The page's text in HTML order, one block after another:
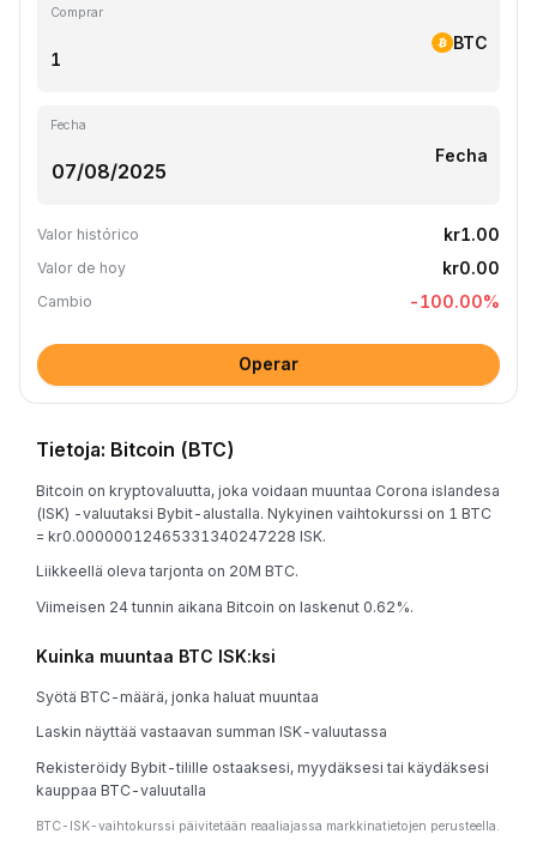
Comprar
BTC
Fecha
Fecha
Valor histórico kr1.00
Valor de hoy kr0.00
Cambio -100.00%
Operar
Tietoja: Bitcoin (BTC)
Bitcoin on kryptovaluutta, joka voidaan muuntaa Corona islandesa
(ISK) -valuutaksi Bybit-alustalla. Nykyinen vaihtokurssi on 1 BTC
= kr0.00000012465331340247228 ISK.
Liikkeellä oleva tarjonta on 20M BTC.
Viimeisen 24 tunnin aikana Bitcoin on laskenut 0.62%.
Kuinka muuntaa BTC ISK:ksi
Syötä BTC-määrä, jonka haluat muuntaa
Laskin näyttää vastaavan summan ISK-valuutassa
Rekisteröidy Bybit-tilille ostaaksesi, myydäksesi tai käydäksesi
kauppaa BTC-valuutalla
BTC-ISK-vaihtokurssi päivitetään reaaliajassa markkinatietojen perusteella.